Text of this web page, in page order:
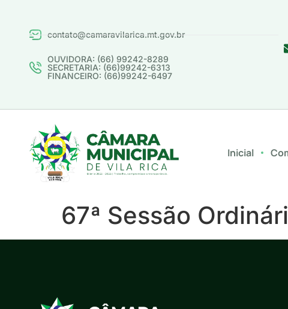
contato@camaravilarica.mt.gov.br
OUVIDORA: (66) 99242-8289
SECRETARIA: (66)99242-6313
FINANCEIRO: (66)99242-6497
Inicial
67ª Sessão